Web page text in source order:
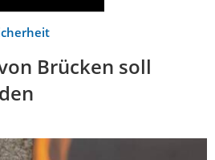
Brücken soll